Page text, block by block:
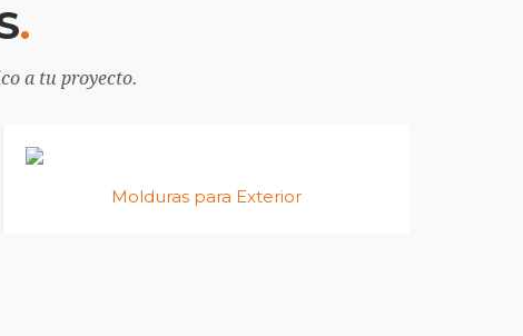
a tu proyecto.
Molduras para Exterior